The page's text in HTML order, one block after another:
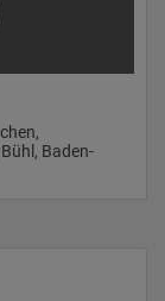
Baden-